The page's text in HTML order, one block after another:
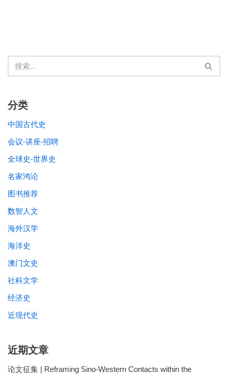
分类
中国古代史
会议-讲座-招聘
全球史-世界史
名家鸿论
图书推荐
数智人文
海外汉学
海洋史
澳门文史
社科文学
经济史
近现代史
近期文章
论文征集 | Reframing Sino-Western Contacts within the